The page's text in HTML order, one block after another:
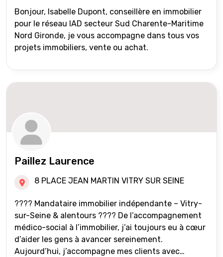
Bonjour, Isabelle Dupont, conseillère en immobilier
pour le réseau IAD secteur Sud Charente-Maritime
Nord Gironde, je vous accompagne dans tous vos
projets immobiliers, vente ou achat.
Paillez Laurence
8 PLACE JEAN MARTIN VITRY SUR SEINE
???? Mandataire immobilier indépendante – Vitry-
sur-Seine & alentours ???? De l’accompagnement
médico-social à l’immobilier, j’ai toujours eu à cœur
d’aider les gens à avancer sereinement.
Aujourd’hui, j’accompagne mes clients avec